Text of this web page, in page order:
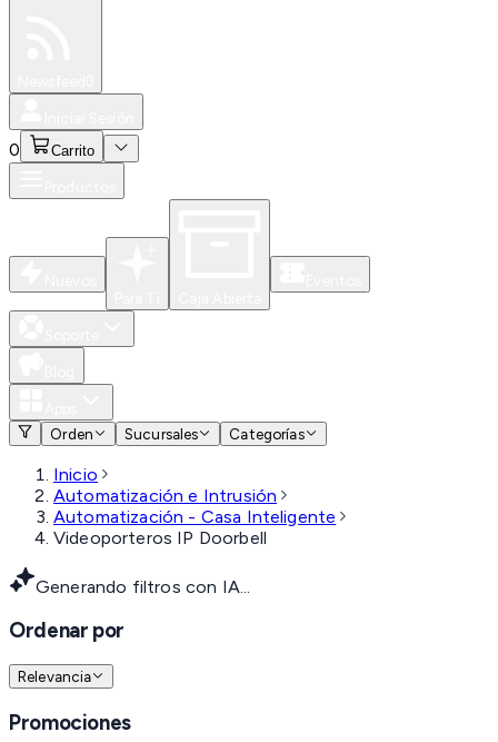
0 Carrito
Orden
Sucursales Categorías
Inicio
Automatización e Intrusión
Automatización - Casa Inteligente
Videoporteros IP Doorbell
Generando filtros con IA...
Ordenar por
Relevancia
Promociones